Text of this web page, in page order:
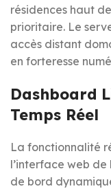
résidences haut
prioritaire. Le
accès distant
en forteresse
Dashboard
Temps Réel
La fonctionnalité
l’interface web
de bord